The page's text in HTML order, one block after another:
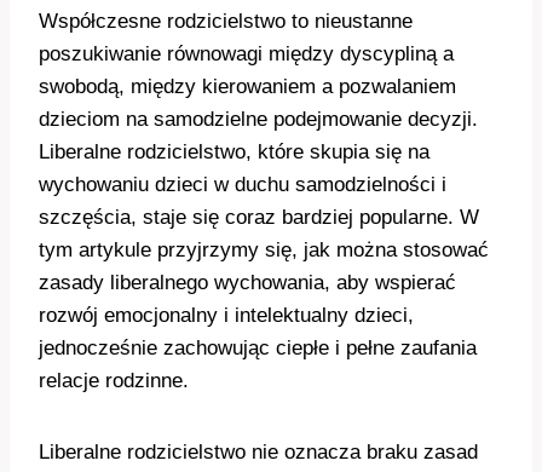
Współczesne rodzicielstwo to nieustanne
poszukiwanie równowagi między dyscypliną a
swobodą, między kierowaniem a pozwalaniem
dzieciom na samodzielne podejmowanie decyzji.
Liberalne rodzicielstwo, które skupia się na
wychowaniu dzieci w duchu samodzielności i
szczęścia, staje się coraz bardziej popularne. W
tym artykule przyjrzymy się, jak można stosować
zasady liberalnego wychowania, aby wspierać
rozwój emocjonalny i intelektualny dzieci,
jednocześnie zachowując ciepłe i pełne zaufania
relacje rodzinne.
Liberalne rodzicielstwo nie oznacza braku zasad